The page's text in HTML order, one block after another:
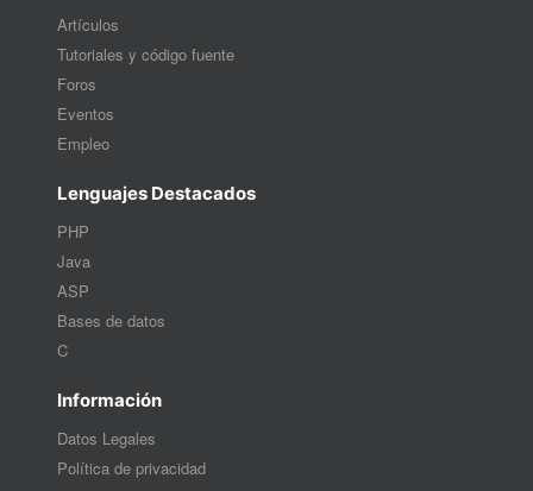
Artículos
Tutoriales y código fuente
Foros
Eventos
Empleo
Lenguajes Destacados
PHP
Java
ASP
Bases de datos
C
Información
Datos Legales
Política de privacidad